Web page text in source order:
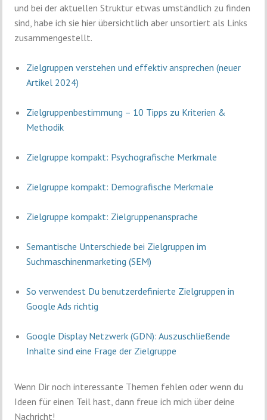
und bei der aktuellen Struktur etwas umständlich zu finden
sind, habe ich sie hier übersichtlich aber unsortiert als Links
zusammengestellt.
Zielgruppen verstehen und effektiv ansprechen (neuer
Artikel 2024)
Zielgruppenbestimmung – 10 Tipps zu Kriterien &
Methodik
Zielgruppe kompakt: Psychografische Merkmale
Zielgruppe kompakt: Demografische Merkmale
Zielgruppe kompakt: Zielgruppenansprache
Semantische Unterschiede bei Zielgruppen im
Suchmaschinenmarketing (SEM)
So verwendest Du benutzerdefinierte Zielgruppen in
Google Ads richtig
Google Display Netzwerk (GDN): Auszuschließende
Inhalte sind eine Frage der Zielgruppe
Wenn Dir noch interessante Themen fehlen oder wenn du
Ideen für einen Teil hast, dann freue ich mich über deine
Nachricht!